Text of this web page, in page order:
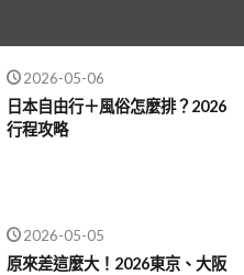
2026-05-06
日本自由行＋風俗怎麼排？2026
行程攻略
2026-05-05
原來差這麼大！2026東京、大阪